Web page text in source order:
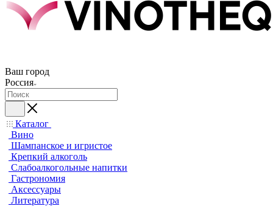
Ваш город
Россия
Каталог
Вино
Шампанское и игристое
Крепкий алкоголь
Слабоалкогольные напитки
Гастрономия
Аксессуары
Литература